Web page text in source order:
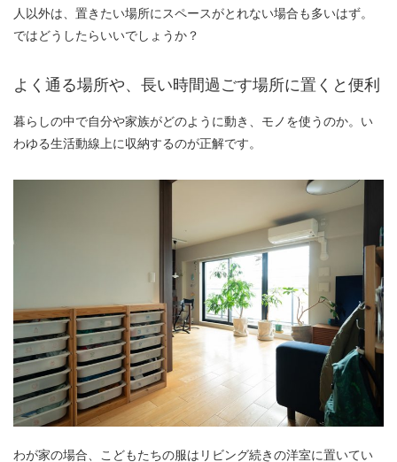
人以外は、置きたい場所にスペースがとれない場合も多いはず。
ではどうしたらいいでしょうか？
よく通る場所や、長い時間過ごす場所に置くと便利
暮らしの中で自分や家族がどのように動き、モノを使うのか。い
わゆる生活動線上に収納するのが正解です。
わが家の場合、こどもたちの服はリビング続きの洋室に置いてい